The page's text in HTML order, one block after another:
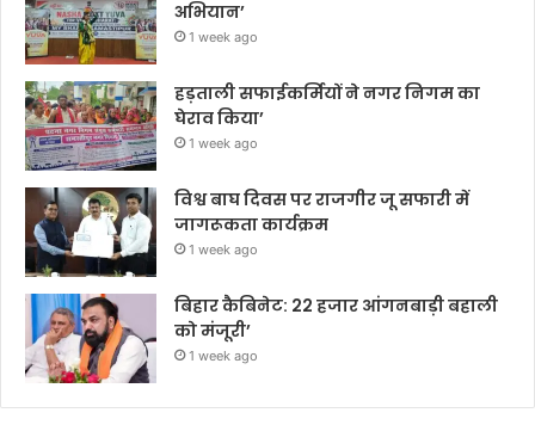
अभियान’
1 week ago
हड़ताली सफाईकर्मियों ने नगर निगम का
घेराव किया’
1 week ago
विश्व बाघ दिवस पर राजगीर जू सफारी में
जागरूकता कार्यक्रम
1 week ago
बिहार कैबिनेट: 22 हजार आंगनबाड़ी बहाली
को मंजूरी’
1 week ago